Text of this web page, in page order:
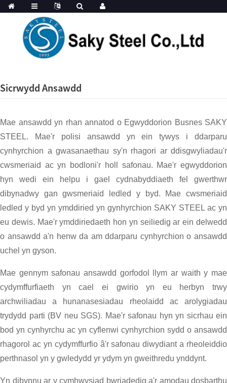
Sicrwydd Ansawdd
Mae ansawdd yn rhan annatod o Egwyddorion Busnes SAKY
STEEL. Mae'r polisi ansawdd yn ein tywys i ddarparu
cynhyrchion a gwasanaethau sy'n rhagori ar ddisgwyliadau'r
cwsmeriaid ac yn bodloni'r holl safonau. Mae'r egwyddorion
hyn wedi ein helpu i gael cydnabyddiaeth fel gwerthwr
dibynadwy gan gwsmeriaid ledled y byd. Mae cwsmeriaid
ledled y byd yn ymddiried yn gynhyrchion SAKY STEEL ac yn
eu dewis. Mae'r ymddiriedaeth hon yn seiliedig ar ein delwedd
o ansawdd a'n henw da am ddarparu cynhyrchion o ansawdd
uchel yn gyson.
Mae gennym safonau ansawdd gorfodol llym ar waith y mae
cydymffurfiaeth yn cael ei gwirio yn eu herbyn trwy
archwiliadau a hunanasesiadau rheolaidd ac arolygiadau
trydydd parti (BV neu SGS). Mae'r safonau hyn yn sicrhau ein
bod yn cynhyrchu ac yn cyflenwi cynhyrchion sydd o ansawdd
rhagorol ac yn cydymffurfio â'r safonau diwydiant a rheoleiddio
perthnasol yn y gwledydd yr ydym yn gweithredu ynddynt.
Yn dibynnu ar y cymhwysiad bwriadedig a'r amodau dosbarthu